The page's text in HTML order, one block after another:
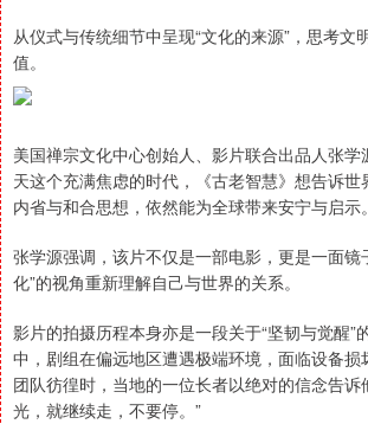
从仪式与传统细节中呈现“文化的来源”，思考文
值。
美国禅宗文化中心创始人、影片联合出品人张学
天这个充满焦虑的时代，《古老智慧》想告诉
内省与和合思想，依然能为全球带来安宁与启示
张学源强调，该片不仅是一部电影，更是一面镜
化”的视角重新理解自己与世界的关系。
影片的拍摄历程本身亦是一段关于“坚韧与觉醒”
中，剧组在偏远地区遭遇极端环境，面临设备
团队彷徨时，当地的一位长者以绝对的信念告诉
光，就继续走，不要停。”